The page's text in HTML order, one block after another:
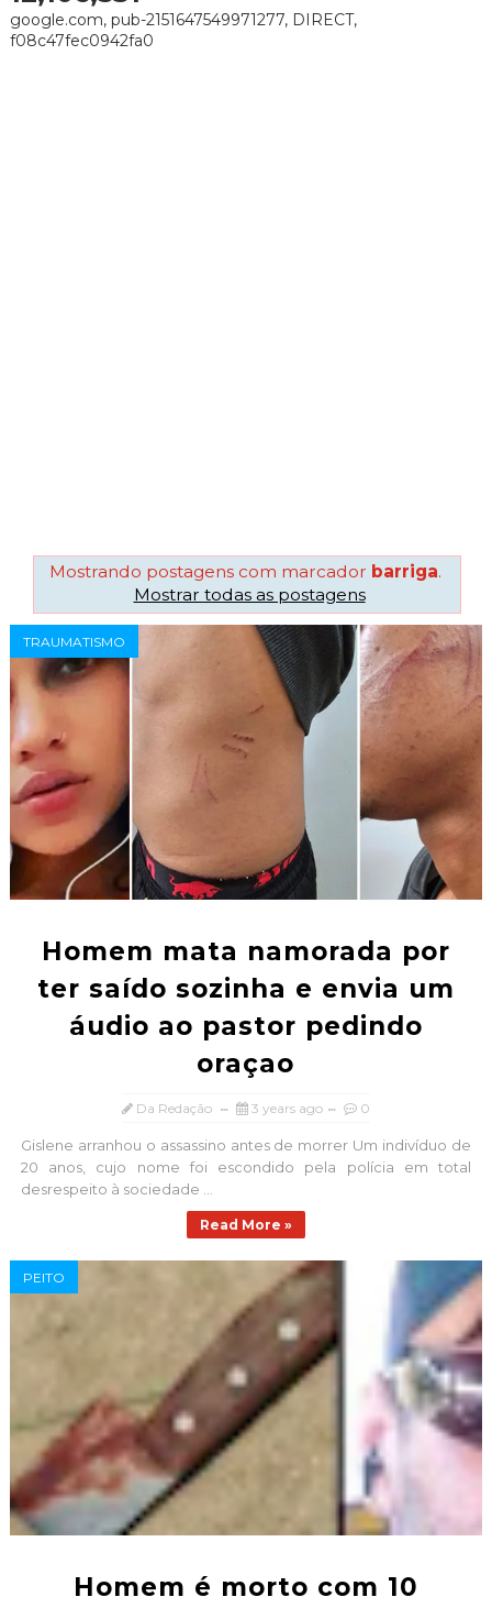
google.com, pub-2151647549971277, DIRECT,
f08c47fec0942fa0
Mostrando postagens com marcador barriga.
Mostrar todas as postagens
TRAUMATISMO
Homem mata namorada por
ter saído sozinha e envia um
áudio ao pastor pedindo
oraçao
Da Redação 3 years ago 0
Gislene arranhou o assassino antes de morrer Um indivíduo de
20 anos, cujo nome foi escondido pela polícia em total
desrespeito à sociedade ...
Read More »
PEITO
Homem é morto com 10